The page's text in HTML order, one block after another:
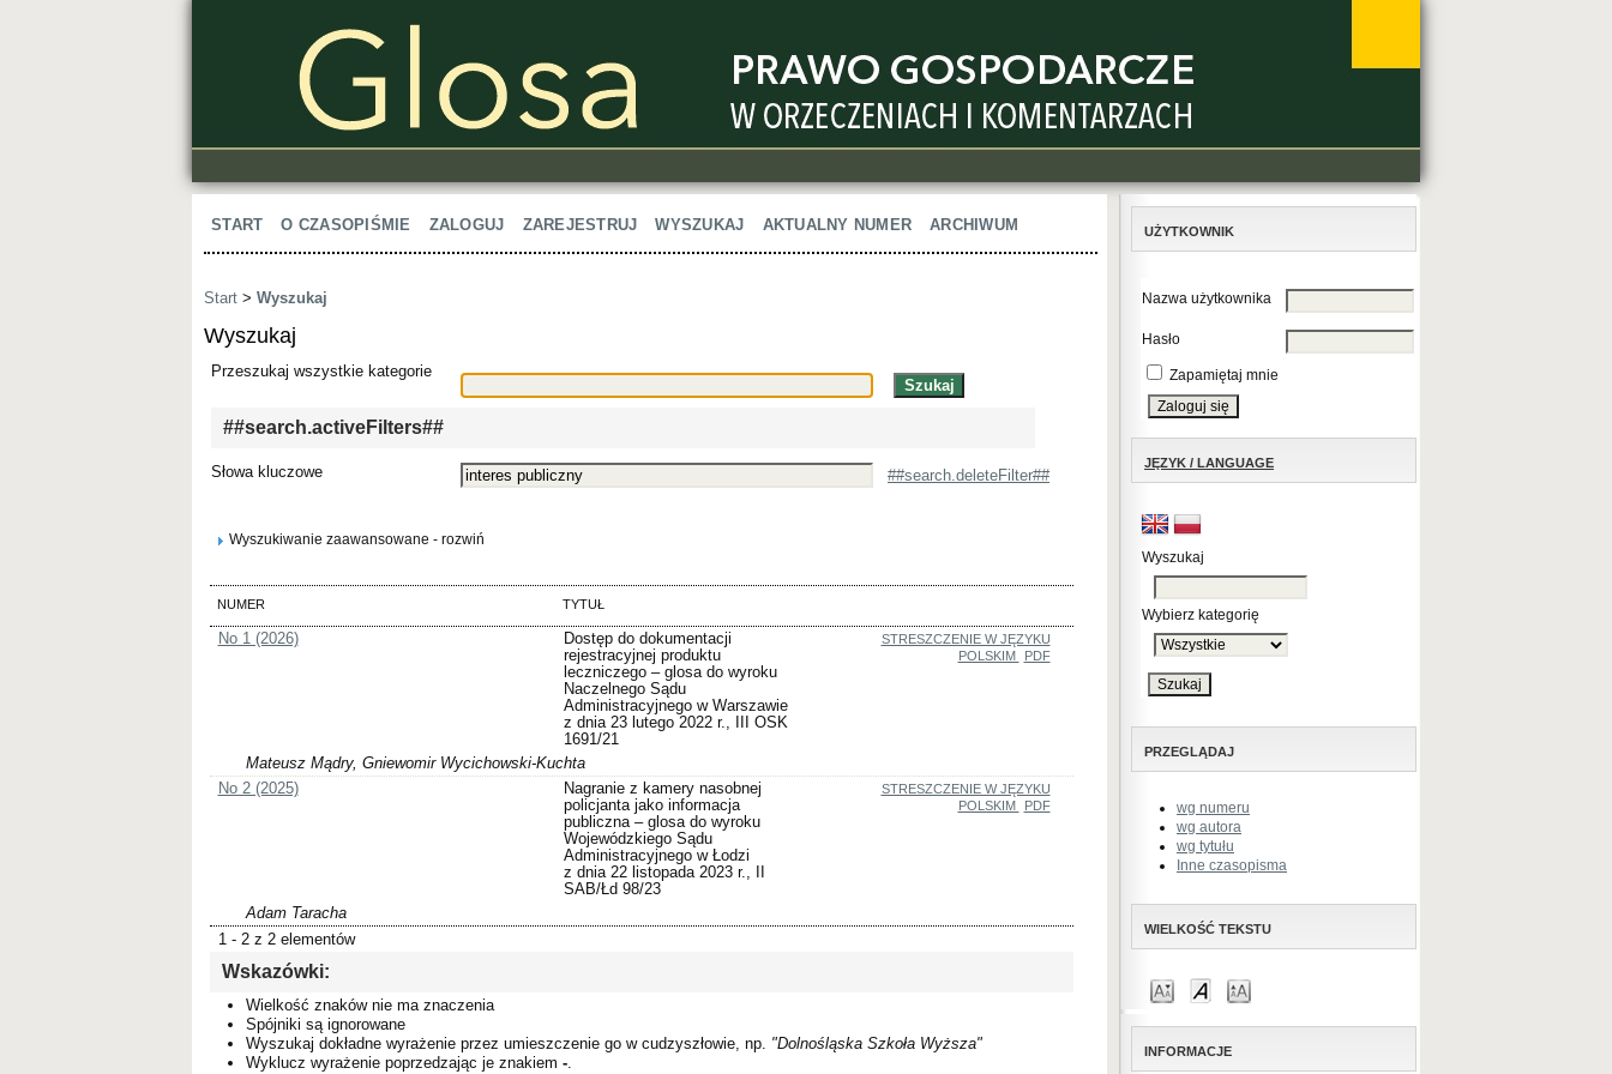
UŻYTKOWNIK
Nazwa użytkownika
Hasło
Zapamiętaj mnie
JĘZYK / LANGUAGE
Wyszukaj
Wybierz kategorię
PRZEGLĄDAJ
wg numeru
wg autora
wg tytułu
Inne czasopisma
WIELKOŚĆ TEKSTU
INFORMACJE
START O CZASOPIŚMIE ZALOGUJ ZAREJESTRUJ WYSZUKAJ AKTUALNY NUMER ARCHIWUM
Start > Wyszukaj
Wyszukaj
Przeszukaj wszystkie kategorie
##search.activeFilters##
Słowa kluczowe ##search.deleteFilter##
Wyszukiwanie zaawansowane - rozwiń
NUMER TYTUŁ
No 1 (2026)
Dostęp do dokumentacji
rejestracyjnej produktu
leczniczego – glosa do wyroku
Naczelnego Sądu
Administracyjnego w Warszawie
z dnia 23 lutego 2022 r., III OSK
1691/21
STRESZCZENIE W JĘZYKU
POLSKIM
PDF
Mateusz Mądry, Gniewomir Wycichowski-Kuchta
No 2 (2025)
Nagranie z kamery nasobnej
policjanta jako informacja
publiczna – glosa do wyroku
Wojewódzkiego Sądu
Administracyjnego w Łodzi
z dnia 22 listopada 2023 r., II
SAB/Łd 98/23
STRESZCZENIE W JĘZYKU
POLSKIM
PDF
Adam Taracha
1 - 2 z 2 elementów
Wskazówki:
Wielkość znaków nie ma znaczenia
Spójniki są ignorowane
Wyszukaj dokładne wyrażenie przez umieszczenie go w cudzyszłowie, np. "Dolnośląska Szkoła Wyższa"
Wyklucz wyrażenie poprzedzając je znakiem -.